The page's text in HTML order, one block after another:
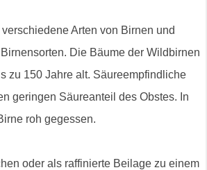
Arten von Birnen und
Die Bäume der Wildbirnen
zu 150 Jahre alt. Säureempfindliche
geringen Säureanteil des Obstes. In
roh gegessen.
oder als raffinierte Beilage zu einem